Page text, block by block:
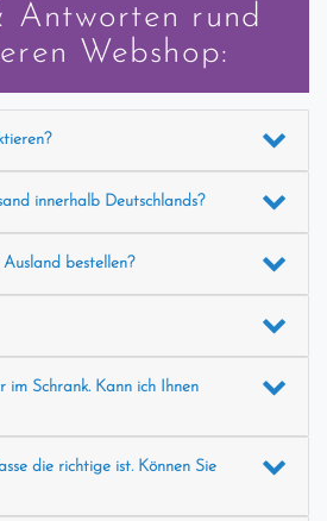
Antworten rund
Webshop:
innerhalb Deutschlands?
bestellen?
im Schrank. Kann ich Ihnen
die richtige ist. Können Sie